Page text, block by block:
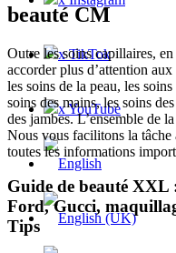
x TikTok
x YouTube
beauté CM
Outre les soins capillaires,
accorder plus d’attention
les soins de la peau, les
soins des mains, les soins
des jambes. L’ensemble de
Nous vous facilitons la tâche
toutes les informations
Guide de beauté XXL
Ford, Gucci,
Tips